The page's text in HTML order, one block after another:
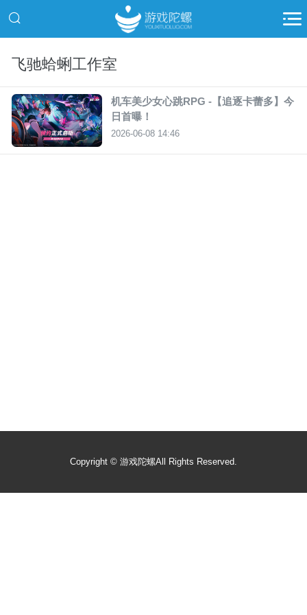
飞驰蛤蜊工作室
机车美少女心跳RPG -【追逐卡蕾多】今
日首曝！
2026-06-08 14:46
Copyright © 游戏陀螺All Rights Reserved.